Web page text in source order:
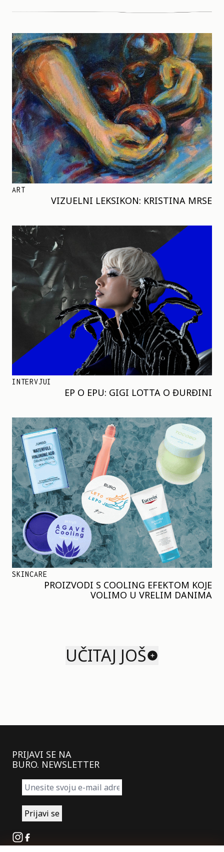
ART
VIZUELNI LEKSIKON: KRISTINA MRSE
INTERVJUI
EP O EPU: GIGI LOTTA O ĐURĐINI
SKINCARE
PROIZVODI S COOLING EFEKTOM KOJE
VOLIMO U VRELIM DANIMA
UČITAJ JOŠ
PRIJAVI SE NA
BURO. NEWSLETTER
Instagram
Facebook